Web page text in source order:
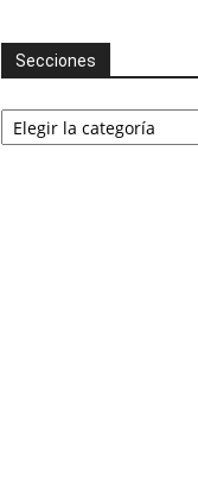
Secciones
Secciones